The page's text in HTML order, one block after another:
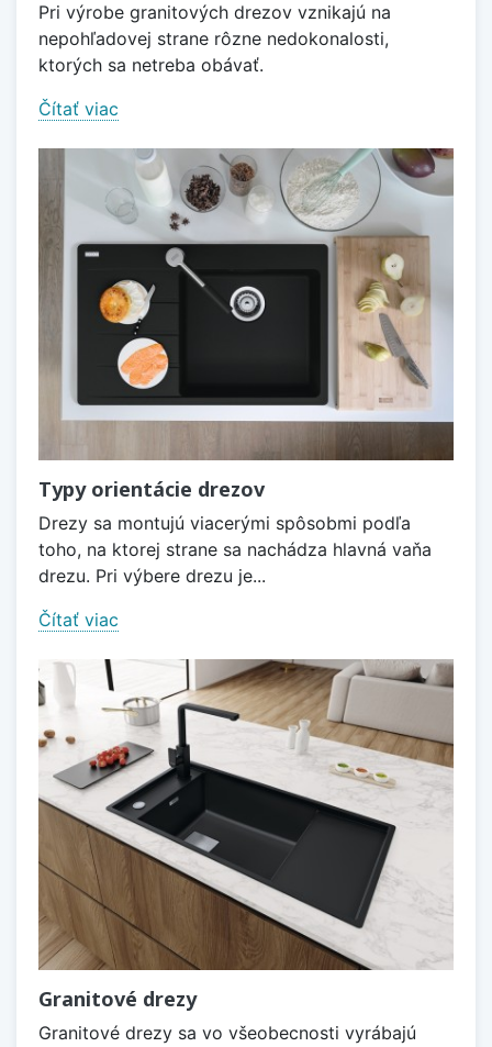
Pri výrobe granitových drezov vznikajú na
nepohľadovej strane rôzne nedokonalosti,
ktorých sa netreba obávať.
Čítať viac
Typy orientácie drezov
Drezy sa montujú viacerými spôsobmi podľa
toho, na ktorej strane sa nachádza hlavná vaňa
drezu. Pri výbere drezu je...
Čítať viac
Granitové drezy
Granitové drezy sa vo všeobecnosti vyrábajú